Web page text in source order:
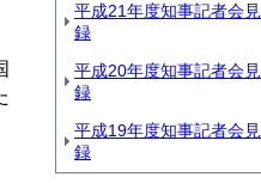
平成21年度知事記者会見
録
平成20年度知事記者会見
録
平成19年度知事記者会見
録